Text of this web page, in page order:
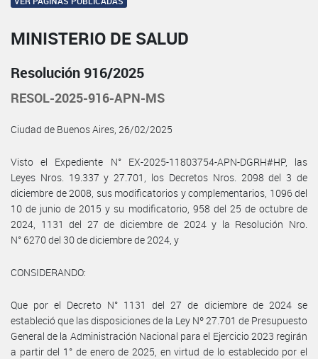
MINISTERIO DE SALUD
Resolución 916/2025
RESOL-2025-916-APN-MS
Ciudad de Buenos Aires, 26/02/2025
Visto el Expediente N° EX-2025-11803754-APN-DGRH#HP, las
Leyes Nros. 19.337 y 27.701, los Decretos Nros. 2098 del 3 de
diciembre de 2008, sus modificatorios y complementarios, 1096 del
10 de junio de 2015 y su modificatorio, 958 del 25 de octubre de
2024, 1131 del 27 de diciembre de 2024 y la Resolución Nro.
N° 6270 del 30 de diciembre de 2024, y
CONSIDERANDO:
Que por el Decreto N° 1131 del 27 de diciembre de 2024 se
estableció que las disposiciones de la Ley Nº 27.701 de Presupuesto
General de la Administración Nacional para el Ejercicio 2023 regirán
a partir del 1° de enero de 2025, en virtud de lo establecido por el